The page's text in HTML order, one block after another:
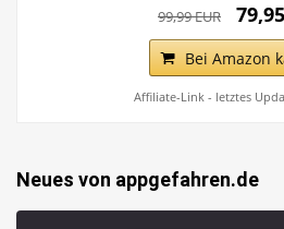
99,99 EUR
Bei Amazon
Affiliate-Link - letztes
Neues von appgefahren.de